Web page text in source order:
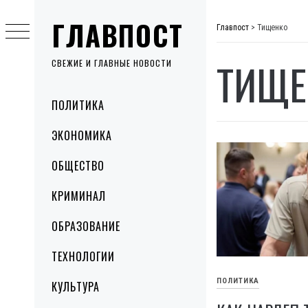
ГЛАВПОСТ
СВЕЖИЕ И ГЛАВНЫЕ НОВОСТИ
MenuПОЛИТИКА
ЭКОНОМИКА
ОБЩЕСТВО
КРИМИНАЛ
ОБРАЗОВАНИЕ
ТЕХНОЛОГИИ
КУЛЬТУРА
to
content
Главпост > Тищенко
ПОЛИТИКА